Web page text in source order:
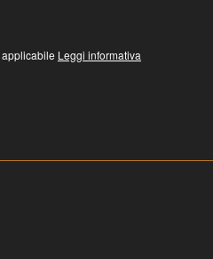
applicabile Leggi informativa